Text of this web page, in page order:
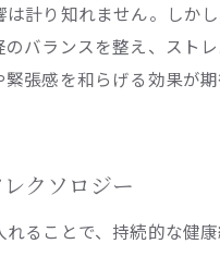
ショッピ
計り知れません。しか
バランスを整え、スト
張感を和らげる効果が
クソロジー
ることで、持続的な健